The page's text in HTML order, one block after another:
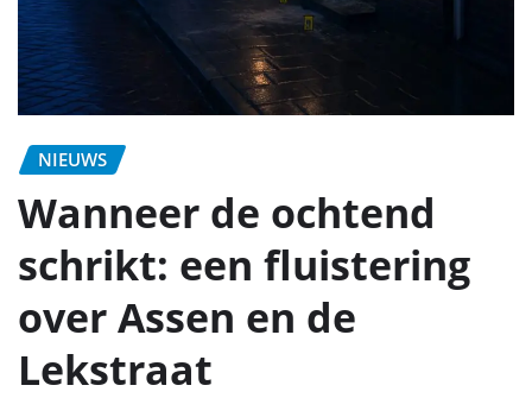
NIEUWS
Wanneer de ochtend
schrikt: een fluistering
over Assen en de
Lekstraat